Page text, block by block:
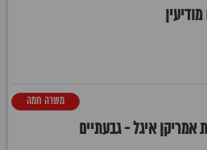
משרה חמה